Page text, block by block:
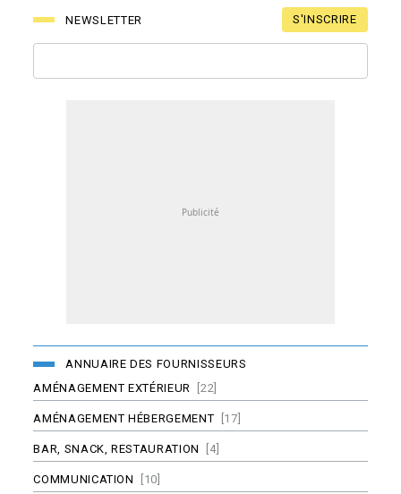
NEWSLETTER S'INSCRIRE
ANNUAIRE DES FOURNISSEURS
AMÉNAGEMENT EXTÉRIEUR [22]
AMÉNAGEMENT HÉBERGEMENT [17]
BAR, SNACK, RESTAURATION [4]
COMMUNICATION [10]